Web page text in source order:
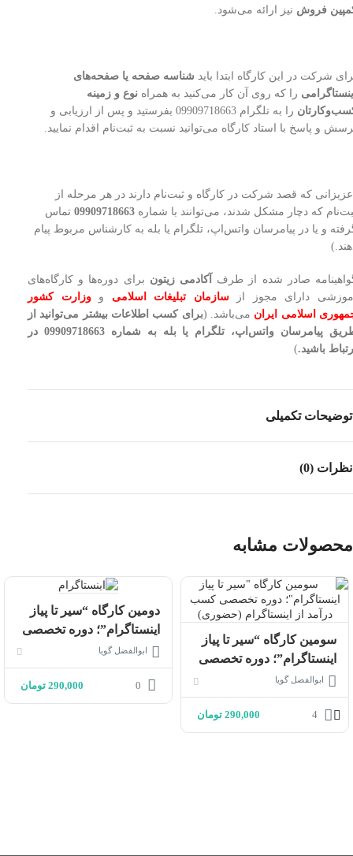
فروش نیز ارائه می‌شود.
شرکت در این کارگاه ابتدا باید شناسه صفحه یا صفحه‌های
را که روی آن کار می‌کنید به همراه نوع و زمینه
را به تلگرام 09909718663 بفرستید و پس از ارزیابی و
و پاسخ با استاد کارگاه می‌توانید نسبت به ثبت‌نام اقدام نمایید.
که قصد شرکت در کارگاه و ثبت‌نام دارند در هر مرحله از
که دچار مشکل شدند، می‌توانند با شماره 09909718663 تماس
و یا در پیامرسان واتس‌اپ، تلگرام یا بله به کارشناس مربوط پیام
صادر شده از طرف آکادمی زیتون برای دوره‌ها و کارگاه‌های
دارای مجوز از
سازمان تبلیغات اسلامی ووزارت کشور
اسلامی ایران می‌باشد. (برای کسب اطلاعات بیشتر می‌توانید از
طریق پیامرسان واتس‌اپ، تلگرام یا بله به شماره 09909718663 در
باشید.)
توضیحات تکمیلی
نظرات (0)
محصولات مشابه
سومین کارگاه “سير تا پياز
اينستاگرام”؛ دوره تخصصى
كسب درآمد از اينستاگرام
(حضوری)
ابوالفضل گویا
4
290,000 تومان
دومین کارگاه “سير تا پياز
اينستاگرام”؛ دوره تخصصى
كسب درآمد از اينستاگرام
(حضوری)
ابوالفضل گویا
0
290,000 تومان